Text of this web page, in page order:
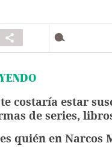
costaría estar
de series,
quién en Narcos